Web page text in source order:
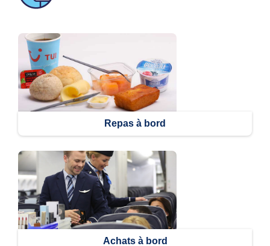
Repas à bord
Achats à bord